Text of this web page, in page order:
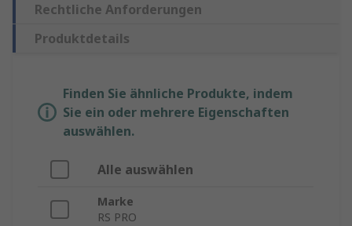
Rechtliche Anforderungen
Produktdetails
Finden Sie ähnliche Produkte, indem
Sie ein oder mehrere Eigenschaften
auswählen.
Alle auswählen
Marke
RS PRO